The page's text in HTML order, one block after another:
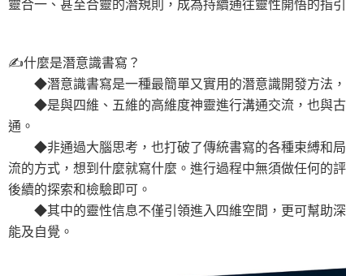
靈合一、甚至合靈的潛規則，成為持續通往靈性開悟的指引
✍什麼是潛意識書寫？
◆潛意識書寫是一種最簡單又實用的潛意識開發方法，
◆是與四維、五維的高維度神靈進行溝通交流，也與古
通。
◆非通過大腦思考，也打破了傳統書寫的各種束縛和局
流的方式，想到什麼就寫什麼。進行過程中無須做任何的
後續的探索和檢驗即可。
◆其中的靈性信息不僅引領進入四維空間，更可幫助深
能及自覺。